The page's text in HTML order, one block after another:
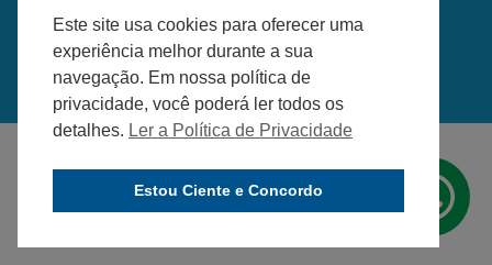
Este site usa cookies para oferecer uma
experiência melhor durante a sua
navegação. Em nossa política de
privacidade, você poderá ler todos os
detalhes. Ler a Política de Privacidade
Estou Ciente e Concordo